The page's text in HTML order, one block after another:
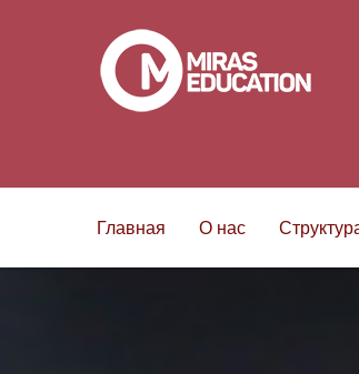
Главная О нас